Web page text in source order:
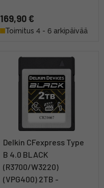
169,90 €
Toimitus 4 - 6 arkipäivää
Delkin CFexpress Type
B 4.0 BLACK
(R3700/W3220)
(VPG400) 2TB -